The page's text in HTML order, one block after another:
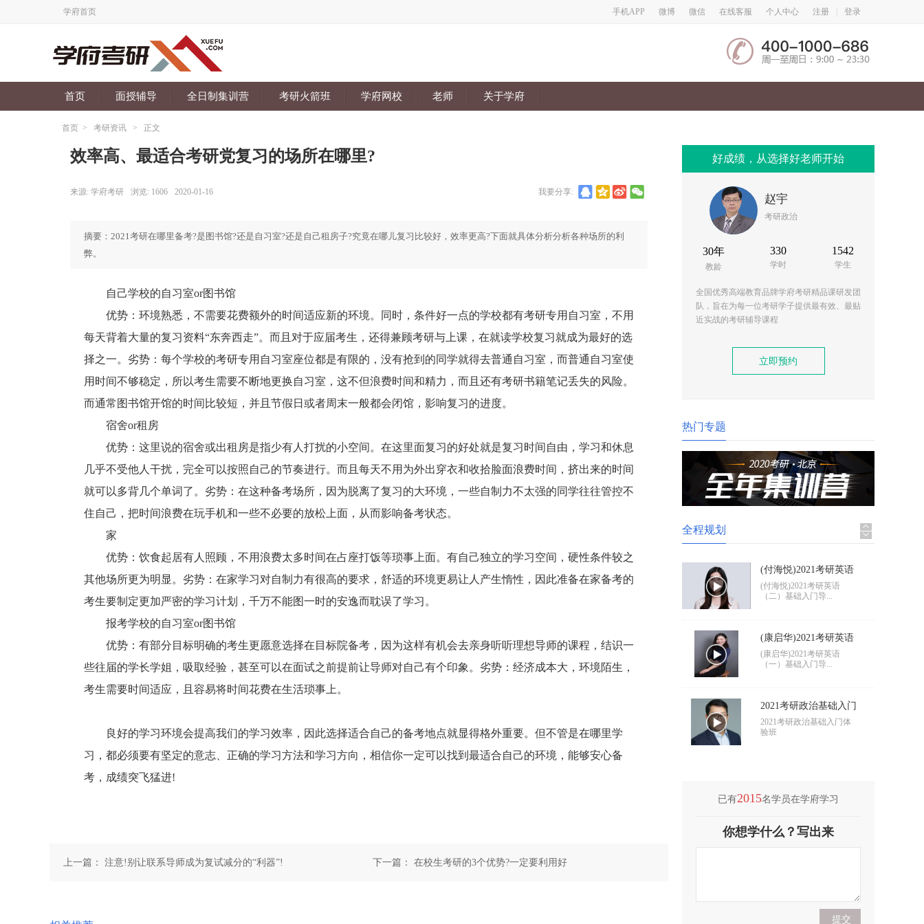
学府首页 手机APP 微博 微信 在线客服 个人中心 注册 登录
首页 面授辅导 全日制集训营 考研火箭班 学府网校 老师 关于学府
首页 > 考研资讯 > 正文
效率高、最适合考研党复习的场所在哪里?
来源: 学府考研 浏览: 1606 2020-01-16 我要分享:
摘要：2021考研在哪里备考?是图书馆?还是自习室?还是自己租房子?究竟在哪儿复习比较好，效率更高?下面就具体分析分析各种场所的利
弊。
自己学校的自习室or图书馆
优势：环境熟悉，不需要花费额外的时间适应新的环境。同时，条件好一点的学校都有考研专用自习室，不用
每天背着大量的复习资料“东奔西走”。而且对于应届考生，还得兼顾考研与上课，在就读学校复习就成为最好的选
择之一。劣势：每个学校的考研专用自习室座位都是有限的，没有抢到的同学就得去普通自习室，而普通自习室使
用时间不够稳定，所以考生需要不断地更换自习室，这不但浪费时间和精力，而且还有考研书籍笔记丢失的风险。
而通常图书馆开馆的时间比较短，并且节假日或者周末一般都会闭馆，影响复习的进度。
宿舍or租房
优势：这里说的宿舍或出租房是指少有人打扰的小空间。在这里面复习的好处就是复习时间自由，学习和休息
几乎不受他人干扰，完全可以按照自己的节奏进行。而且每天不用为外出穿衣和收拾脸面浪费时间，挤出来的时间
就可以多背几个单词了。劣势：在这种备考场所，因为脱离了复习的大环境，一些自制力不太强的同学往往管控不
住自己，把时间浪费在玩手机和一些不必要的放松上面，从而影响备考状态。
家
优势：饮食起居有人照顾，不用浪费太多时间在占座打饭等琐事上面。有自己独立的学习空间，硬性条件较之
其他场所更为明显。劣势：在家学习对自制力有很高的要求，舒适的环境更易让人产生惰性，因此准备在家备考的
考生要制定更加严密的学习计划，千万不能图一时的安逸而耽误了学习。
报考学校的自习室or图书馆
优势：有部分目标明确的考生更愿意选择在目标院备考，因为这样有机会去亲身听听理想导师的课程，结识一
些往届的学长学姐，吸取经验，甚至可以在面试之前提前让导师对自己有个印象。劣势：经济成本大，环境陌生，
考生需要时间适应，且容易将时间花费在生活琐事上。
良好的学习环境会提高我们的学习效率，因此选择适合自己的备考地点就显得格外重要。但不管是在哪里学
习，都必须要有坚定的意志、正确的学习方法和学习方向，相信你一定可以找到最适合自己的环境，能够安心备
考，成绩突飞猛进!
上一篇： 注意!别让联系导师成为复试减分的“利器”! 下一篇： 在校生考研的3个优势?一定要利用好
好成绩，从选择好老师开始
赵宇
考研政治
30年
教龄
330
学时
1542
学生
全国优秀高端教育品牌学府考研精品课研发团
队，旨在为每一位考研学子提供最有效、最贴
近实战的考研辅导课程
立即预约
热门专题
全程规划
(付海悦)2021考研英语
2021考研政治基础入门
导学
2021考研政治基础入门体
验班
(付海悦)2021考研英语
（二）基础入门导学
(付海悦)2021考研英语
（二）基础入门导...
(康启华)2021考研英语
（一）基础入门导学
(康启华)2021考研英语
（一）基础入门导...
2021考研政治基础入门
导学
2021考研政治基础入门体
验班
(付海悦)2021考研英语
（二）基础入门导学
(付海悦)2021考研英语
（二）基础入门导...
（一）基础入门导学
(康启华)2021考研英语
（一）基础入门导...
已有2015名学员在学府学习
你想学什么？写出来